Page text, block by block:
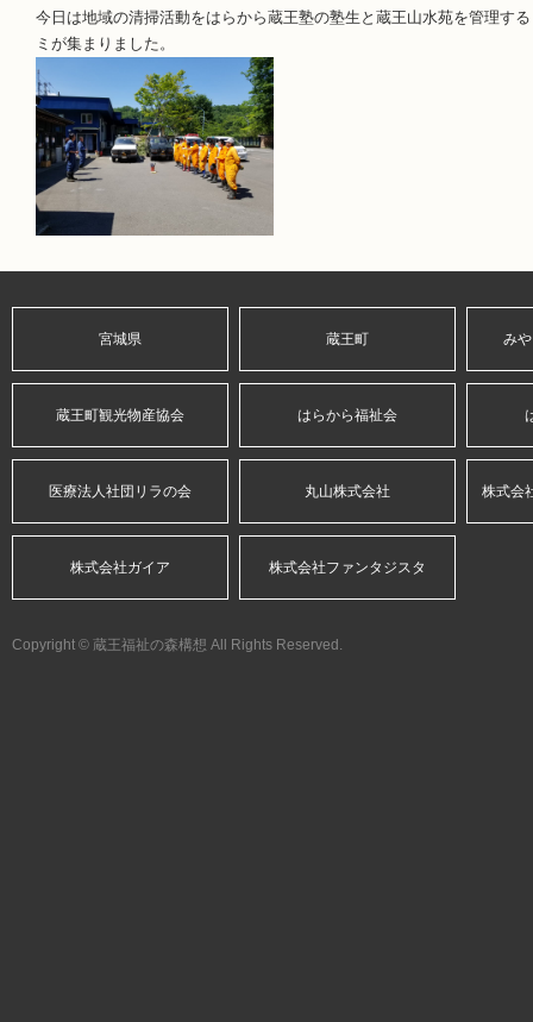
今日は地域の清掃活動をはらから蔵王塾の塾生と蔵王山水苑を管理す
ミが集まりました。
宮城県 蔵王町 み
蔵王町観光物産協会 はらから福祉会
医療法人社団リラの会 丸山株式会社 株式会
株式会社ガイア 株式会社ファンタジスタ
Copyright © 蔵王福祉の森構想 All Rights Reserved.